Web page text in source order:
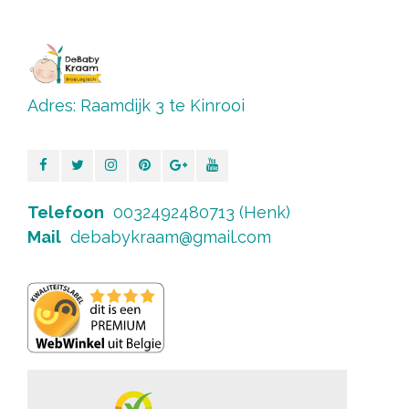
Adres: Raamdijk 3 te Kinrooi
Telefoon 0032492480713 (Henk)
Mail debabykraam@gmail.com